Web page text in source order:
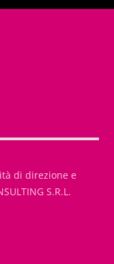
di direzione e
S.R.L.